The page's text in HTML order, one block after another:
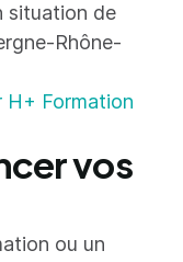
situation de
Rhône-
H+ Formation
vos
ou un